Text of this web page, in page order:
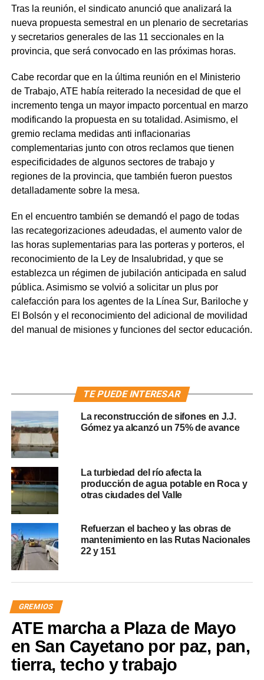
Tras la reunión, el sindicato anunció que analizará la
nueva propuesta semestral en un plenario de secretarias
y secretarios generales de las 11 seccionales en la
provincia, que será convocado en las próximas horas.
Cabe recordar que en la última reunión en el Ministerio
de Trabajo, ATE había reiterado la necesidad de que el
incremento tenga un mayor impacto porcentual en marzo
modificando la propuesta en su totalidad. Asimismo, el
gremio reclama medidas anti inflacionarias
complementarias junto con otros reclamos que tienen
especificidades de algunos sectores de trabajo y
regiones de la provincia, que también fueron puestos
detalladamente sobre la mesa.
En el encuentro también se demandó el pago de todas
las recategorizaciones adeudadas, el aumento valor de
las horas suplementarias para las porteras y porteros, el
reconocimiento de la Ley de Insalubridad, y que se
establezca un régimen de jubilación anticipada en salud
pública. Asimismo se volvió a solicitar un plus por
calefacción para los agentes de la Línea Sur, Bariloche y
El Bolsón y el reconocimiento del adicional de movilidad
del manual de misiones y funciones del sector educación.
TE PUEDE INTERESAR
La reconstrucción de sifones en J.J.
Gómez ya alcanzó un 75% de avance
La turbiedad del río afecta la
producción de agua potable en Roca y
otras ciudades del Valle
Refuerzan el bacheo y las obras de
mantenimiento en las Rutas Nacionales
22 y 151
GREMIOS
ATE marcha a Plaza de Mayo
en San Cayetano por paz, pan,
tierra, techo y trabajo